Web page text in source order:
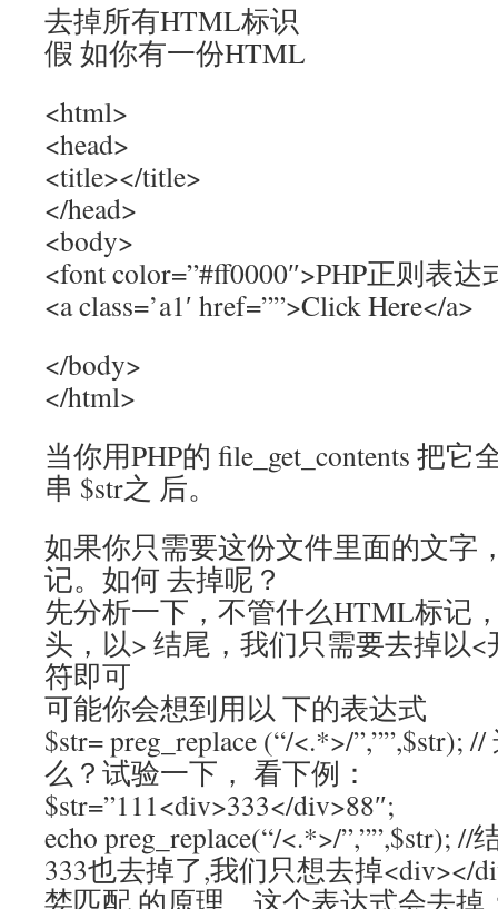
去掉所有HTML标识
假 如你有一份HTML
<html>
<head>
<title></title>
</head>
<body>
<font color=”#ff0000″>PHP正则表达
<a class=’a1′ href=””>Click Here</a>
</body>
</html>
当你用PHP的 file_get_contents 把
串 $str之 后。
如果你只需要这份文件里面的文字
记。如何 去掉呢？
先分析一下，不管什么HTML标记
头，以> 结尾，我们只需要去掉以
符即可
可能你会想到用以 下的表达式
$str= preg_replace (“/<.*>/”,””,$str);
么？试验一下， 看下例：
$str=”111<div>333</div>88″;
echo preg_replace(“/<.*>/”,””,$str);
333也去掉了,我们只想去掉<div></
婪匹配 的原理，这个表达式会去掉